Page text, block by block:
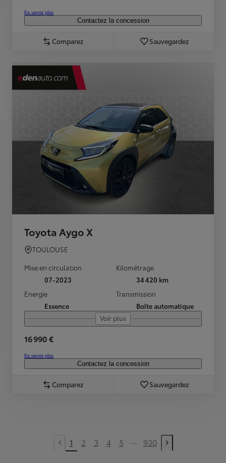
En savoir plus
Contactez la concession
Comparez Sauvegardez
Toyota Aygo X
TOULOUSE
Mise en circulation
07-2023
Kilométrage
34 420 km
Energie
Essence
Transmission
Boîte automatique
Voir plus
16 990 €
En savoir plus
Contactez la concession
Comparez Sauvegardez
Previous page
1 2 3 4 5 ... 930
Next page